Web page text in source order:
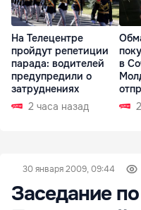
На Телецентре
пройдут репетиции
парада: водителей
предупредили о
затруднениях
2 часа назад
в
РФ
30 января 2009, 09:44
Заседание